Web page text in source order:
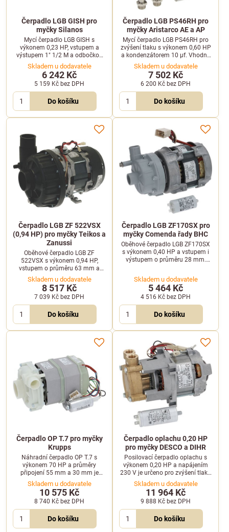
Čerpadlo LGB GISH pro
myčky Silanos
Mycí čerpadlo LGB GISH s
výkonem 0,23 HP, vstupem a
výstupem 1" 1/2 M a odbočkou
28 mm. Kompatibilní s myčkami
Silanos.
Skladem u dodavatele
6 242 Kč
5 159 Kč bez DPH
Do košíku
Čerpadlo LGB PS46RH pro
myčky Aristarco AE a AP
Mycí čerpadlo LGB PS46RH pro
zvýšení tlaku s výkonem 0,60 HP
a kondenzátorem 10 µf. Vhodné
pro profesionální myčky
Aristarco.
Skladem u dodavatele
7 502 Kč
6 200 Kč bez DPH
Do košíku
Čerpadlo LGB ZF 522VSX
(0,94 HP) pro myčky Teikos a
Zanussi
Oběhové čerpadlo LGB ZF
522VSX s výkonem 0,94 HP,
vstupem o průměru 63 mm a
výstupem 48 mm. Je určeno pro
profesionální myčky nádobí
Teikos a Zanussi.
Skladem u dodavatele
8 517 Kč
7 039 Kč bez DPH
Do košíku
Čerpadlo LGB ZF170SX pro
myčky Comenda řady BHC
Oběhové čerpadlo LGB ZF170SX
s výkonem 0,40 HP a vstupem i
výstupem o průměru 28 mm.
Skladem u dodavatele
5 464 Kč
4 516 Kč bez DPH
Do košíku
Čerpadlo OP T.7 pro myčky
Krupps
Náhradní čerpadlo OP T.7 s
výkonem 70 HP a průměry
připojení 55 mm a 30 mm je
určeno pro profesionální myčky
Krupps. Pracuje při napětí 230 V.
Skladem u dodavatele
10 575 Kč
8 740 Kč bez DPH
Do košíku
Čerpadlo oplachu 0,20 HP
pro myčky DESCO a DIHR
Posilovací čerpadlo oplachu s
výkonem 0,20 HP a napájením
230 V je určeno pro zvýšení tlaku
vody v profesionálních myčkách.
Je kompatibilní s vybranými
modely značek DESCO a DIHR.
Skladem u dodavatele
11 964 Kč
9 888 Kč bez DPH
Do košíku